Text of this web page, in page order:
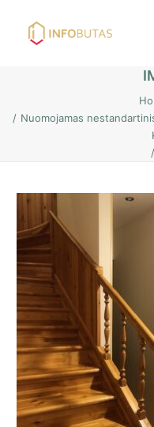
Pradžia
Žemės sklypai
Nuoma
PASKOLOS
Nuomojamas